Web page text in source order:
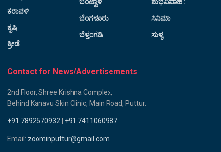
ಕರಾವಳಿ
ಕೃಷಿ
ಕ್ರೀಡೆ
ಬಂಟ್ವಾಳ
ಬೆಂಗಳೂರು
ಬೆಳ್ತಂಗಡಿ
ಶುಭವಿವಾಹ :
ಸಿನಿಮಾ
ಸುಳ್ಯ
Contact for News/Advertisements
2nd Floor, Shree Krishna Complex,
Behind Kanavu Skin Clinic, Main Road, Puttur.
+91 7892570932 +91 7411060987
Email: zoominputtur@gmail.com